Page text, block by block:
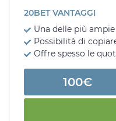
20BET VANTAGGI
Una delle più
Possibilità di
Offre spesso le
100€